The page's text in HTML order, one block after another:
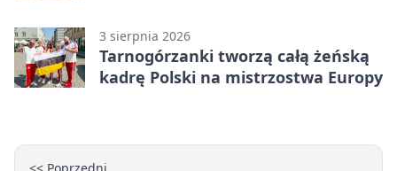
3 sierpnia 2026
Tarnogórzanki tworzą całą żeńską
kadrę Polski na mistrzostwa Europy
<< Poprzedni